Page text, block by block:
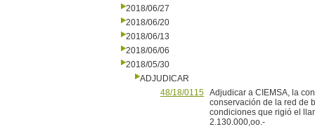
2018/06/27
2018/06/20
2018/06/13
2018/06/06
2018/05/30
ADJUDICAR
48/18/0115 Adjudicar a CIEMSA, la
conservación de la red de
condiciones que rigió el
2.130.000,oo.-